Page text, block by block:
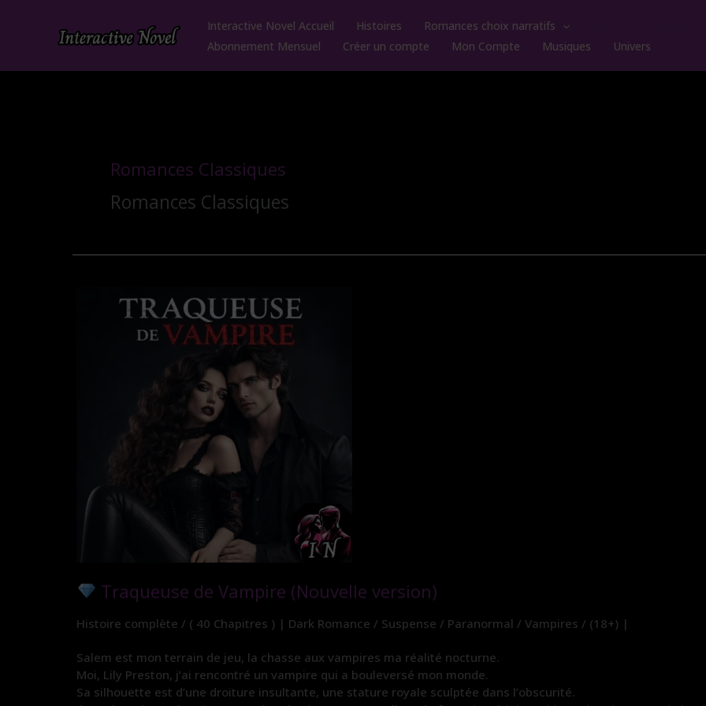
Interactive Novel Accueil Histoires Romances choix narratifs
Abonnement Mensuel
Créer un compte Mon Compte Musiques Univers
Romances Classiques
Romances Classiques
Traqueuse de Vampire (Nouvelle version)
Histoire complète / ( 40 Chapitres ) | Dark Romance / Suspense / Paranormal / Vampires / (18+) |
Salem est mon terrain de jeu, la chasse aux vampires ma réalité nocturne.
Moi, Lily Preston, j’ai rencontré un vampire qui a bouleversé mon monde.
Sa silhouette est d’une droiture insultante, une stature royale sculptée dans l’obscurité.